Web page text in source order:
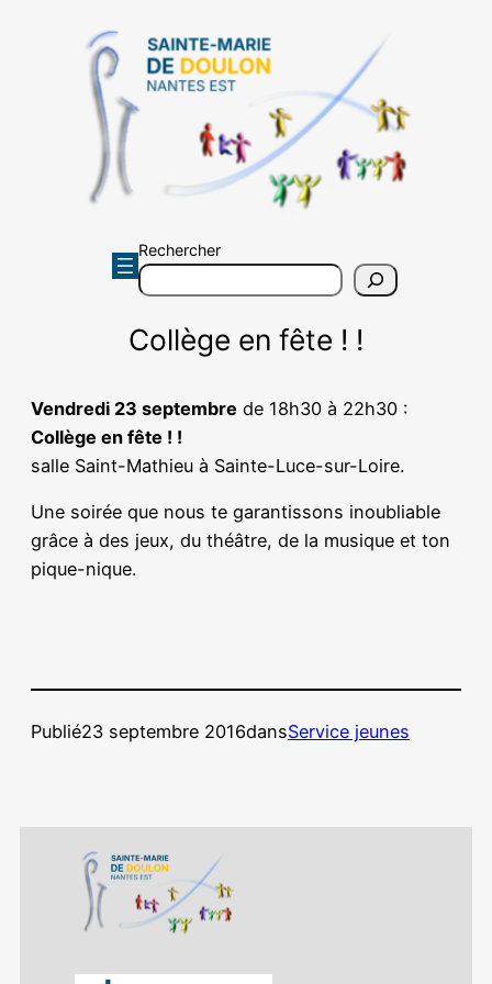
Rechercher
Collège en fête ! !
Vendredi 23 septembre de 18h30 à 22h30 :
Collège en fête ! !
salle Saint-Mathieu à Sainte-Luce-sur-Loire.
Une soirée que nous te garantissons inoubliable
grâce à des jeux, du théâtre, de la musique et ton
pique-nique.
Publié23 septembre 2016dansService jeunes